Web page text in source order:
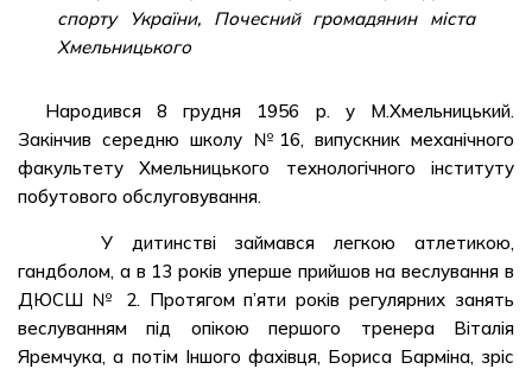
спорту України, Почесний громадянин міста
Хмельницького
Народився 8 грудня 1956 р. у М.Хмельницький.
Закінчив середню школу №16, випускник механічного
факультету Хмельницького технологічного інституту
побутового обслуговування.
У дитинстві займався легкою атлетикою,
гандболом, а в 13 років уперше прийшов на веслування в
ДЮСШ № 2. Протягом п’яти років регулярних занять
веслуванням під опікою першого тренера Віталія
Яремчука, а потім Іншого фахівця, Бориса Барміна, зріс